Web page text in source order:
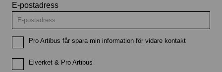
E-postadress
Pro Artibus får spara min information för vidare kontakt
Elverket & Pro Artibus